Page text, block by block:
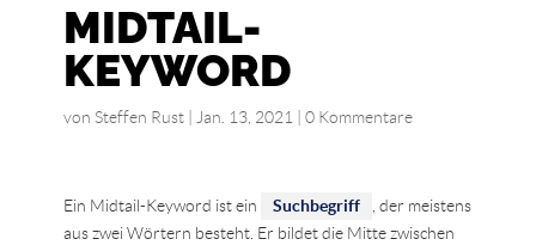
MIDTAIL-
KEYWORD
von Steffen Rust| Jan. 13, 2021 0 Kommentare
Ein Midtail-Keyword ist ein Suchbegriff
, der meistens
aus zwei Wörtern besteht. Er bildet die Mitte zwischen